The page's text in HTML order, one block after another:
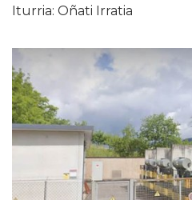
Iturria: Oñati Irratia